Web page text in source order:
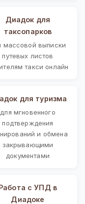
Диадок для
таксопарков
массовой выписки
путевых листов
такси онлайн
для туризма
для мгновенного
подтверждения
и обмена
закрывающими
документами
с УПД в
Диадоке